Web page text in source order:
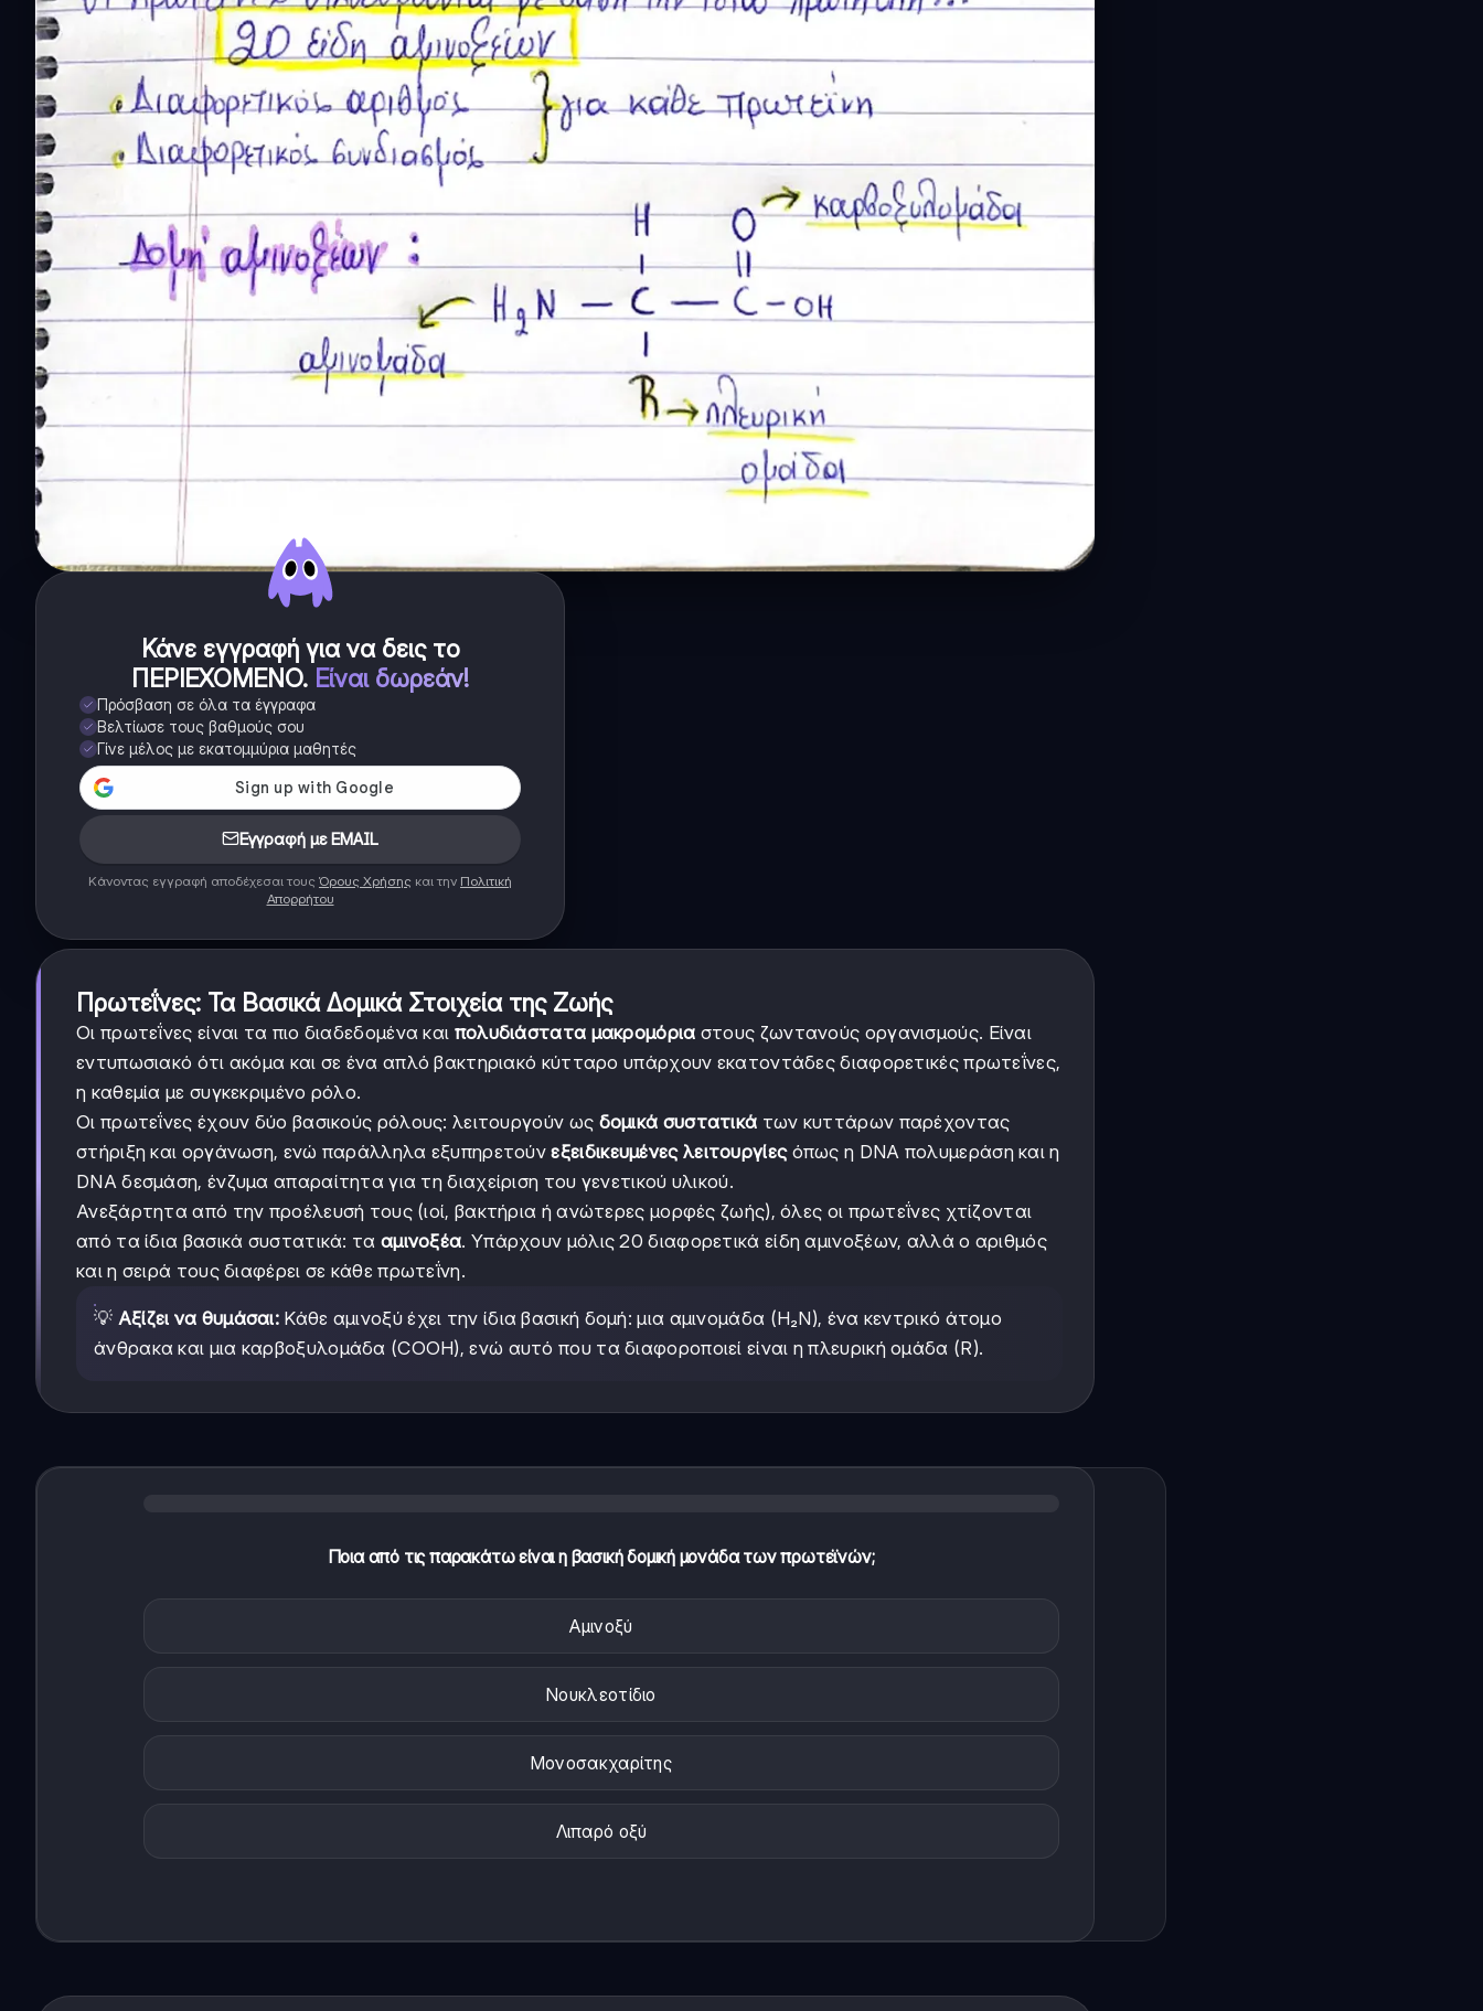
Κάνε εγγραφή για να δεις το
ΠΕΡΙΕΧΟΜΕΝΟ. Είναι δωρεάν!
Πρόσβαση σε όλα τα έγγραφα
Βελτίωσε τους βαθμούς σου
Γίνε μέλος με εκατομμύρια μαθητές
Εγγραφή με EMAIL
Κάνοντας εγγραφή αποδέχεσαι τους Όρους Χρήσης και την Πολιτική
Απορρήτου
Πρωτεΐνες: Τα Βασικά Δομικά Στοιχεία της Ζωής
Οι πρωτεΐνες είναι τα πιο διαδεδομένα και πολυδιάστατα μακρομόρια στους ζωντανούς οργανισμούς. Είναι
εντυπωσιακό ότι ακόμα και σε ένα απλό βακτηριακό κύτταρο υπάρχουν εκατοντάδες διαφορετικές πρωτεΐνες,
η καθεμία με συγκεκριμένο ρόλο.
Οι πρωτεΐνες έχουν δύο βασικούς ρόλους: λειτουργούν ως δομικά συστατικά των κυττάρων παρέχοντας
στήριξη και οργάνωση, ενώ παράλληλα εξυπηρετούνεξειδικευμένες λειτουργίεςόπως η DNA πολυμεράση και η
DNA δεσμάση, ένζυμα απαραίτητα για τη διαχείριση του γενετικού υλικού.
Ανεξάρτητα από την προέλευσή τους (ιοί, βακτήρια ή ανώτερες μορφές ζωής), όλες οι πρωτεΐνες χτίζονται
από τα ίδια βασικά συστατικά: τα αμινοξέα. Υπάρχουν μόλις 20 διαφορετικά είδη αμινοξέων, αλλά ο αριθμός
και η σειρά τους διαφέρει σε κάθε πρωτεΐνη.
💡 Αξίζει να θυμάσαι: Κάθε αμινοξύ έχει την ίδια βασική δομή: μια αμινομάδα (H₂N), ένα κεντρικό άτομο
άνθρακα και μια καρβοξυλομάδα (COOH), ενώ αυτό που τα διαφοροποιεί είναι η πλευρική ομάδα (R).
Ποια από τις παρακάτω είναι η βασική δομική μονάδα των πρωτεϊνών;
Αμινοξύ
Νουκλεοτίδιο
Μονοσακχαρίτης
Λιπαρό οξύ